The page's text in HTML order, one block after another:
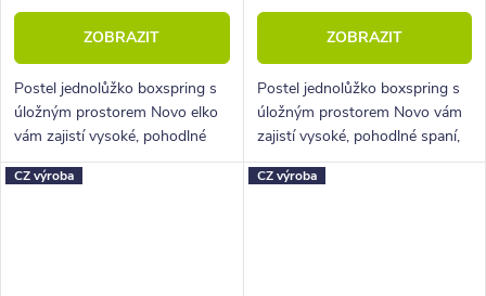
ZOBRAZIT
Postel jednolůžko boxspring s
úložným prostorem Novo elko
vám zajistí vysoké, pohodlné
spaní, úložný prostor i krásný
designový prvek do vaší
ZOBRAZIT
Postel jednolůžko boxspring s
úložným prostorem Novo vám
zajistí vysoké, pohodlné spaní,
úložný prostor i krásný
designový prvek do vaší
CZ výroba CZ výroba